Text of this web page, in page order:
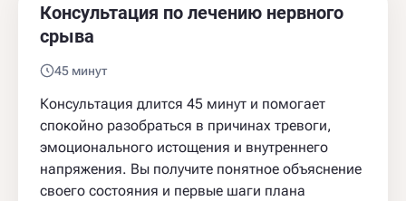
Консультация по лечению нервного
срыва
45 минут
Консультация длится 45 минут и помогает
спокойно разобраться в причинах тревоги,
эмоционального истощения и внутреннего
напряжения. Вы получите понятное объяснение
своего состояния и первые шаги плана